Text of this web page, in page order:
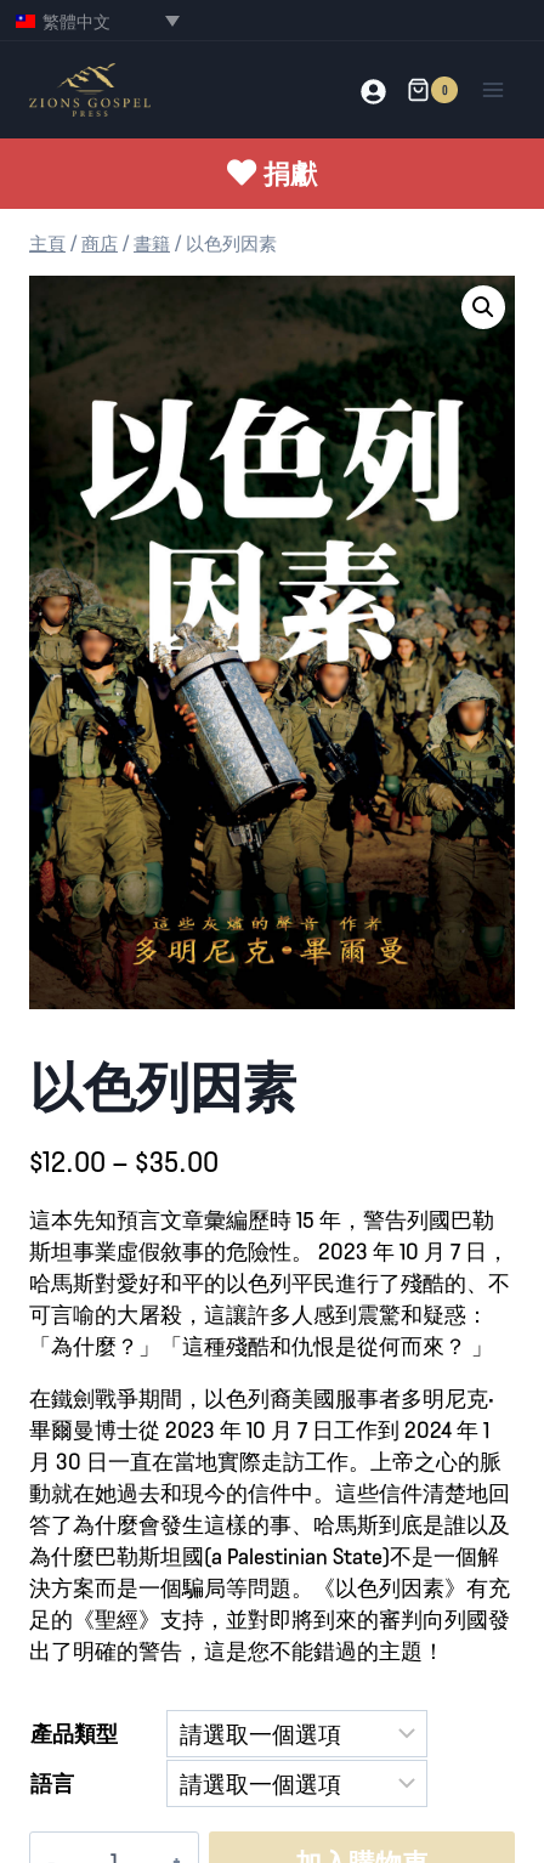
Skip
content
繁體中文
0
捐獻
主頁 / 商店 / 書籍 / 以色列因素
以色列因素
$12.00 – $35.00
範
圍：
$12.00
到
$35.00
這本先知預言文章彙編歷時 15 年，警告列國巴勒
斯坦事業虛假敘事的危險性。 2023 年 10 月 7 日，
哈馬斯對愛好和平的以色列平民進行了殘酷的、不
可言喻的大屠殺，這讓許多人感到震驚和疑惑：
「為什麼？」「這種殘酷和仇恨是從何而來？ 」
在鐵劍戰爭期間，以色列裔美國服事者多明尼克·
畢爾曼博士從 2023 年 10 月 7 日工作到 2024 年 1
月 30 日一直在當地實際走訪工作。上帝之心的脈
動就在她過去和現今的信件中。這些信件清楚地回
答了為什麼會發生這樣的事、哈馬斯到底是誰以及
為什麼巴勒斯坦國(a Palestinian State)不是一個解
決方案而是一個騙局等問題。《以色列因素》有充
足的《聖經》支持，並對即將到來的審判向列國發
出了明確的警告，這是您不能錯過的主題！
產品類型
語言